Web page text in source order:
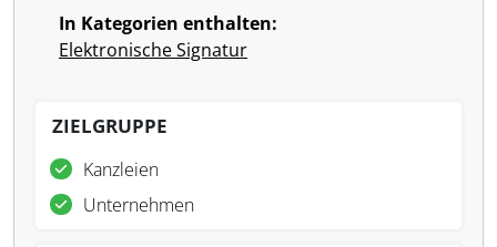
In Kategorien enthalten:
Elektronische Signatur
ZIELGRUPPE
Kanzleien
Unternehmen